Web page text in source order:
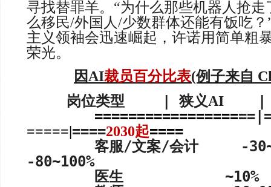
寻找替罪羊。“为什么那些机器人抢走
么移民/外国人/少数群体还能有饭吃
主义领袖会迅速崛起，许诺用简单粗
荣光。
因AI裁员百分比表(例子来自
岗位类型
狭义AI
=================
=====| ====2030起====
客服/文案/会计 -
-80~100%
医生 ~10% -